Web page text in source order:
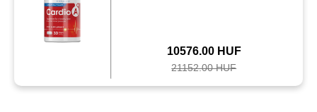
10576.00 HUF
21152.00 HUF